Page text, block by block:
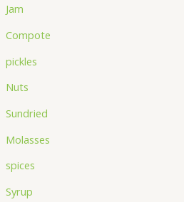
Jam
Compote
pickles
Nuts
Sundried
Molasses
spices
Syrup